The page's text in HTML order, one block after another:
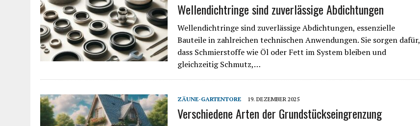
Wellendichtringe sind zuverlässige Abdichtungen
Wellendichtringe sind zuverlässige Abdichtungen, essenzielle
Bauteile in zahlreichen technischen Anwendungen. Sie sorgen dafür,
dass Schmierstoffe wie Öl oder Fett im System bleiben und
gleichzeitig Schmutz,…
ZÄUNE-GARTENTORE 19. DEZEMBER 2025
Verschiedene Arten der Grundstückseingrenzung